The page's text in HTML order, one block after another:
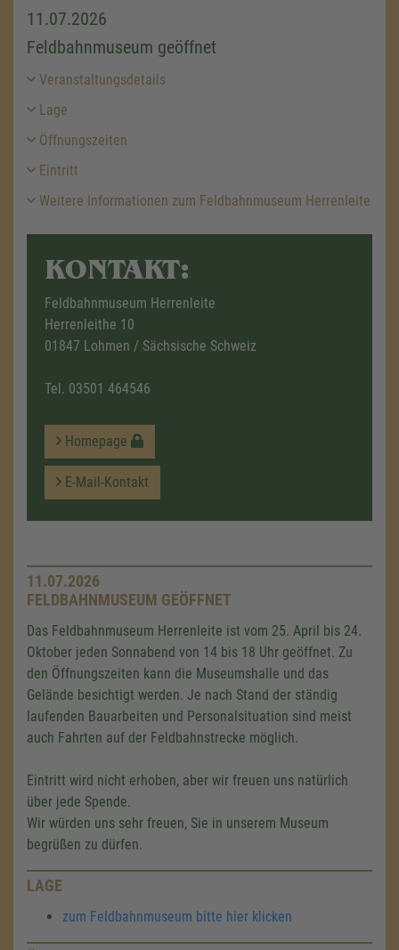
11.07.2026
Feldbahnmuseum geöffnet
Veranstaltungsdetails
Lage
Öffnungszeiten
Eintritt
Weitere Informationen zum Feldbahnmuseum Herrenleite
KONTAKT:
Feldbahnmuseum Herrenleite
Herrenleithe 10
01847 Lohmen / Sächsische Schweiz
Tel. 03501 464546
Homepage
E-Mail-Kontakt
11.07.2026
FELDBAHNMUSEUM GEÖFFNET
Das Feldbahnmuseum Herrenleite ist vom 25. April bis 24.
Oktober jeden Sonnabend von 14 bis 18 Uhr geöffnet. Zu
den Öffnungszeiten kann die Museumshalle und das
Gelände besichtigt werden. Je nach Stand der ständig
laufenden Bauarbeiten und Personalsituation sind meist
auch Fahrten auf der Feldbahnstrecke möglich.
Eintritt wird nicht erhoben, aber wir freuen uns natürlich
über jede Spende.
Wir würden uns sehr freuen, Sie in unserem Museum
begrüßen zu dürfen.
LAGE
zum Feldbahnmuseum bitte hier klicken